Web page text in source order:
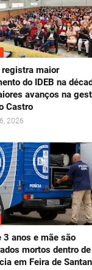
registra maior
do IDEB na
avanços na
Castro
2026
3 anos e mãe são
mortos dentro de
em Feira de